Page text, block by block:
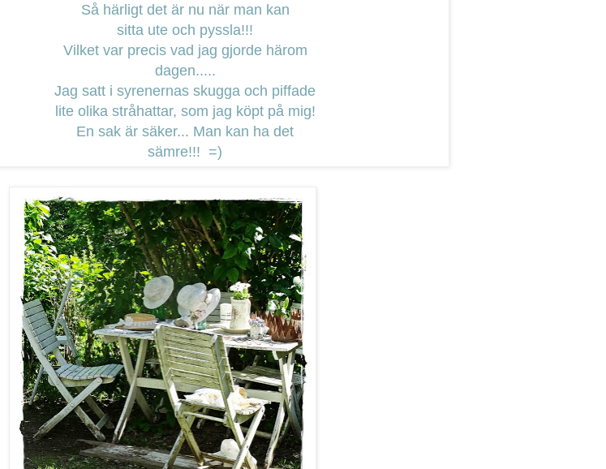
Så härligt det är nu när man kan
sitta ute och pyssla!!!
Vilket var precis vad jag gjorde härom
dagen.....
Jag satt i syrenernas skugga och piffade
lite olika stråhattar, som jag köpt på mig!
En sak är säker... Man kan ha det
sämre!!! =)